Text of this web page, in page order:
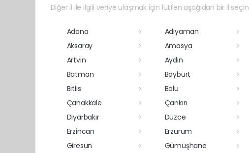
Diğer il ile ilgili veriye ulaşmak için lütfen aşağıdan bir il seçin
Adana Adıyaman
Aksaray
Amasya
Artvin
Aydın
Batman
Bayburt
Bitlis
Bolu
Çanakkale
Çankırı
Diyarbakır
Düzce
Erzincan
Erzurum
Giresun
Gümüşhane